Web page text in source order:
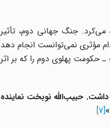
جنگ جهانی دوم، تأثیر
مؤثری نمی‌توانست انجام دهد
ـ حکومت پهلوی دوم را که بر اثر
حبیب‌الله نوبخت نماینده
[7]